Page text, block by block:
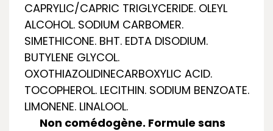
CAPRYLIC/CAPRIC TRIGLYCERIDE. OLEYL
ALCOHOL. SODIUM CARBOMER.
SIMETHICONE. BHT. EDTA DISODIUM.
BUTYLENE GLYCOL.
OXOTHIAZOLIDINECARBOXYLIC ACID.
TOCOPHEROL. LECITHIN. SODIUM BENZOATE.
LIMONENE. LINALOOL.
Non comédogène. Formule sans